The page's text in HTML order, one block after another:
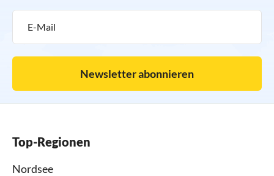
Newsletter abonnieren
Top-Regionen
Nordsee